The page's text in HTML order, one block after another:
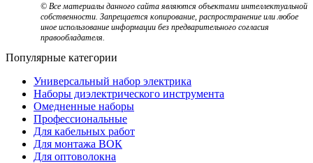
© Все материалы данного сайта являются объектами интеллектуальной
собственности. Запрещается копирование, распространение или любое
иное использование информации без предварительного согласия
правообладателя.
Популярные категории
Универсальный набор электрика
Наборы диэлектрического инструмента
Омедненные наборы
Профессиональные
Для кабельных работ
Для монтажа ВОК
Для оптоволокна